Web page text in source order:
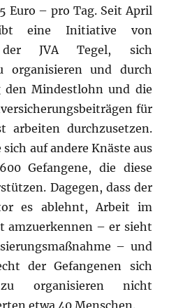
Euro – pro Tag. Seit April
eine Initiative von
JVA Tegel, sich
organisieren und durch
den Mindestlohn und die
für
arbeiten durchzusetzen.
auf andere Knäste aus
Gefangene, die diese
Dagegen, dass der
es ablehnt, Arbeit im
amzuerkennen – er sieht
– und
der Gefangenen sich
zu organisieren nicht